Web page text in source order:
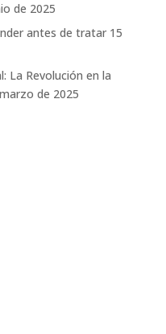
de 2025
antes de tratar 15
La Revolución en la
de 2025